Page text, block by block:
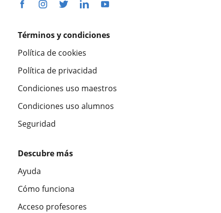
Términos y condiciones
Política de cookies
Política de privacidad
Condiciones uso maestros
Condiciones uso alumnos
Seguridad
Descubre más
Ayuda
Cómo funciona
Acceso profesores